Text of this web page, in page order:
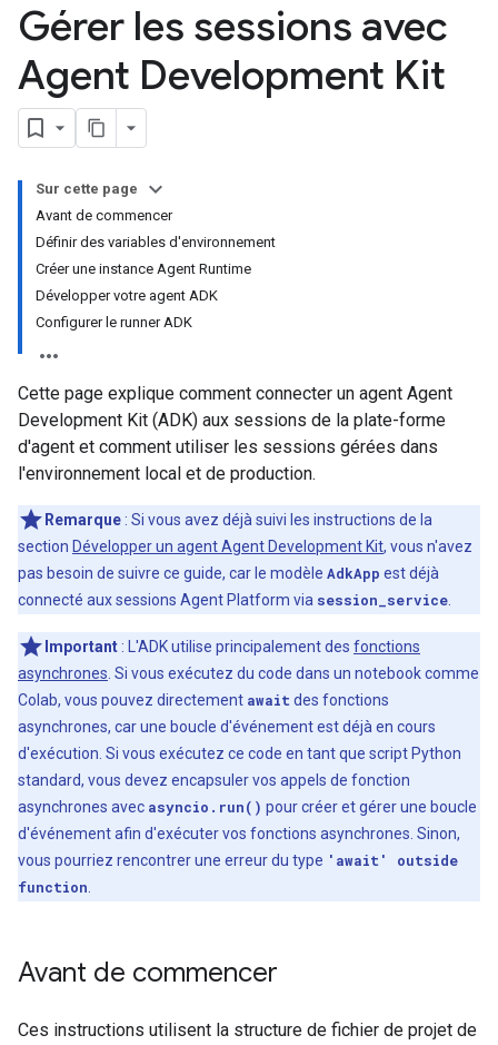
Gérer les sessions avec
Agent Development Kit
Sur cette page
Avant de commencer
Définir des variables d'environnement
Créer une instance Agent Runtime
Développer votre agent ADK
Configurer le runner ADK
Cette page explique comment connecter un agent Agent
Development Kit (ADK) aux sessions de la plate-forme
d'agent et comment utiliser les sessions gérées dans
l'environnement local et de production.
Remarque : Si vous avez déjà suivi les instructions de la
section Développer un agent Agent Development Kit, vous n'avez
pas besoin de suivre ce guide, car le modèle AdkApp est déjà
connecté aux sessions Agent Platform via session_service
Important : L'ADK utilise principalement des fonctions
asynchrones . Si vous exécutez du code dans un notebook comme
Colab, vous pouvez directement await des fonctions
asynchrones, car une boucle d'événement est déjà en cours
d'exécution. Si vous exécutez ce code en tant que script Python
standard, vous devez encapsuler vos appels de fonction
asynchrones avec asyncio.run() pour créer et gérer une boucle
d'événement afin d'exécuter vos fonctions asynchrones. Sinon,
vous pourriez rencontrer une erreur du type 'await' outside
function
Avant de commencer
Ces instructions utilisent la structure de fichier de projet de